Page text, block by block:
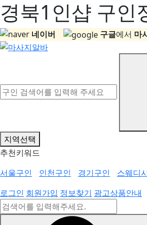
경북1인샵 구인
네이버 구글에서 마
지역선택
추천키워드
서울구인
인천구인 경기구인
스웨디
로그인 회원가입 정보찾기 광고상품안내